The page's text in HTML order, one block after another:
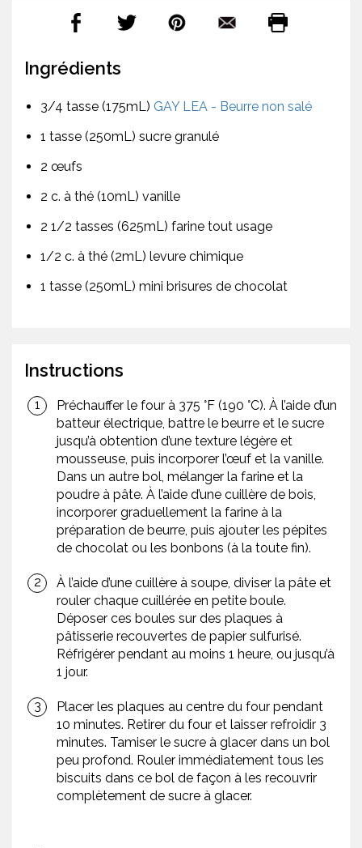
Ingrédients
3/4 tasse (175mL) GAY LEA - Beurre non salé
1 tasse (250mL) sucre granulé
2 œufs
2 c. à thé (10mL) vanille
2 1/2 tasses (625mL) farine tout usage
1/2 c. à thé (2mL) levure chimique
1 tasse (250mL) mini brisures de chocolat
Instructions
Préchauffer le four à 375 °F (190 °C). À l’aide d’un
batteur électrique, battre le beurre et le sucre
jusqu’à obtention d’une texture légère et
mousseuse, puis incorporer l’œuf et la vanille.
Dans un autre bol, mélanger la farine et la
poudre à pâte. À l’aide d’une cuillère de bois,
incorporer graduellement la farine à la
préparation de beurre, puis ajouter les pépites
de chocolat ou les bonbons (à la toute fin).
À l’aide d’une cuillère à soupe, diviser la pâte et
rouler chaque cuillérée en petite boule.
Déposer ces boules sur des plaques à
pâtisserie recouvertes de papier sulfurisé.
Réfrigérer pendant au moins 1 heure, ou jusqu’à
1 jour.
Placer les plaques au centre du four pendant
10 minutes. Retirer du four et laisser refroidir 3
minutes. Tamiser le sucre à glacer dans un bol
peu profond. Rouler immédiatement tous les
biscuits dans ce bol de façon à les recouvrir
complètement de sucre à glacer.